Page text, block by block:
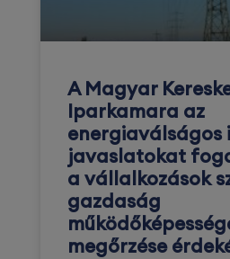
A Magyar
Iparkamara az
energiaválságos
javaslatokat
a vállalkozások
gazdaság
megőrzése